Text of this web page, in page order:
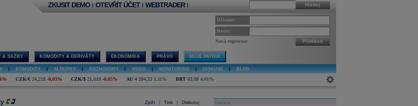
Hledej
ZKUSIT DEMO | OTEVŘÍT ÚČET | WEBTRADER |
Uživatel:
Heslo:
Nová registrace Přihlásit
& SAZBY KOMODITY & DERIVÁTY EKONOMIKA PRÁVO MOJE PATRIA
KOMODITY SLOUPKY ROZHOVORY VIDEO MONITORING DISKUSE BLOG
CZK/€ 24,218 -0,03% CZK/$ 21,019 -0,05% AU 4 284,53 1,11% BRT 83,08 4,61%
Zpět Tisk Diskutuj Reklama